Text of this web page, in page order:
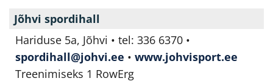
Jõhvi spordihall
Hariduse 5a, Jõhvi • tel: 336 6370 •
spordihall@johvi.ee • www.johvisport.ee
Treenimiseks 1 RowErg